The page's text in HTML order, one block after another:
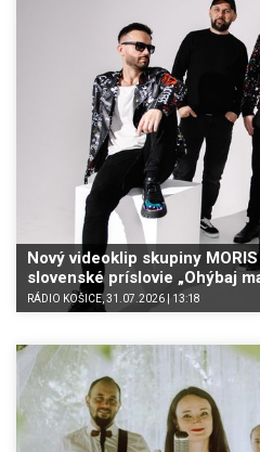
Nový videoklip skupiny
slovenské príslovie „Ohýbaj
RÁDIO KOŠICE, 31.07.2026 | 13:18